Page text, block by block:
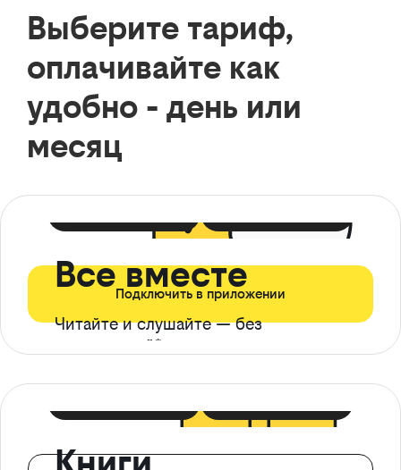
Выберите тариф,
оплачивайте как
удобно - день или
месяц
Все вместе
Читайте и слушайте — без
ограничений*
Подключить в приложении